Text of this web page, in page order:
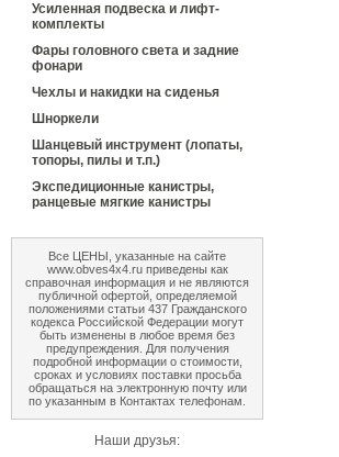
Усиленная подвеска и лифт-
комплекты
Фары головного света и задние
фонари
Чехлы и накидки на сиденья
Шноркели
Шанцевый инструмент (лопаты,
топоры, пилы и т.п.)
Экспедиционные канистры,
ранцевые мягкие канистры
Все ЦЕНЫ, указанные на сайте
www.obves4x4.ru приведены как
справочная информация и не являются
публичной офертой, определяемой
положениями статьи 437 Гражданского
кодекса Российской Федерации могут
быть изменены в любое время без
предупреждения. Для получения
подробной информации о стоимости,
сроках и условиях поставки просьба
обращаться на электронную почту или
по указанным в Контактах телефонам.
Наши друзья: